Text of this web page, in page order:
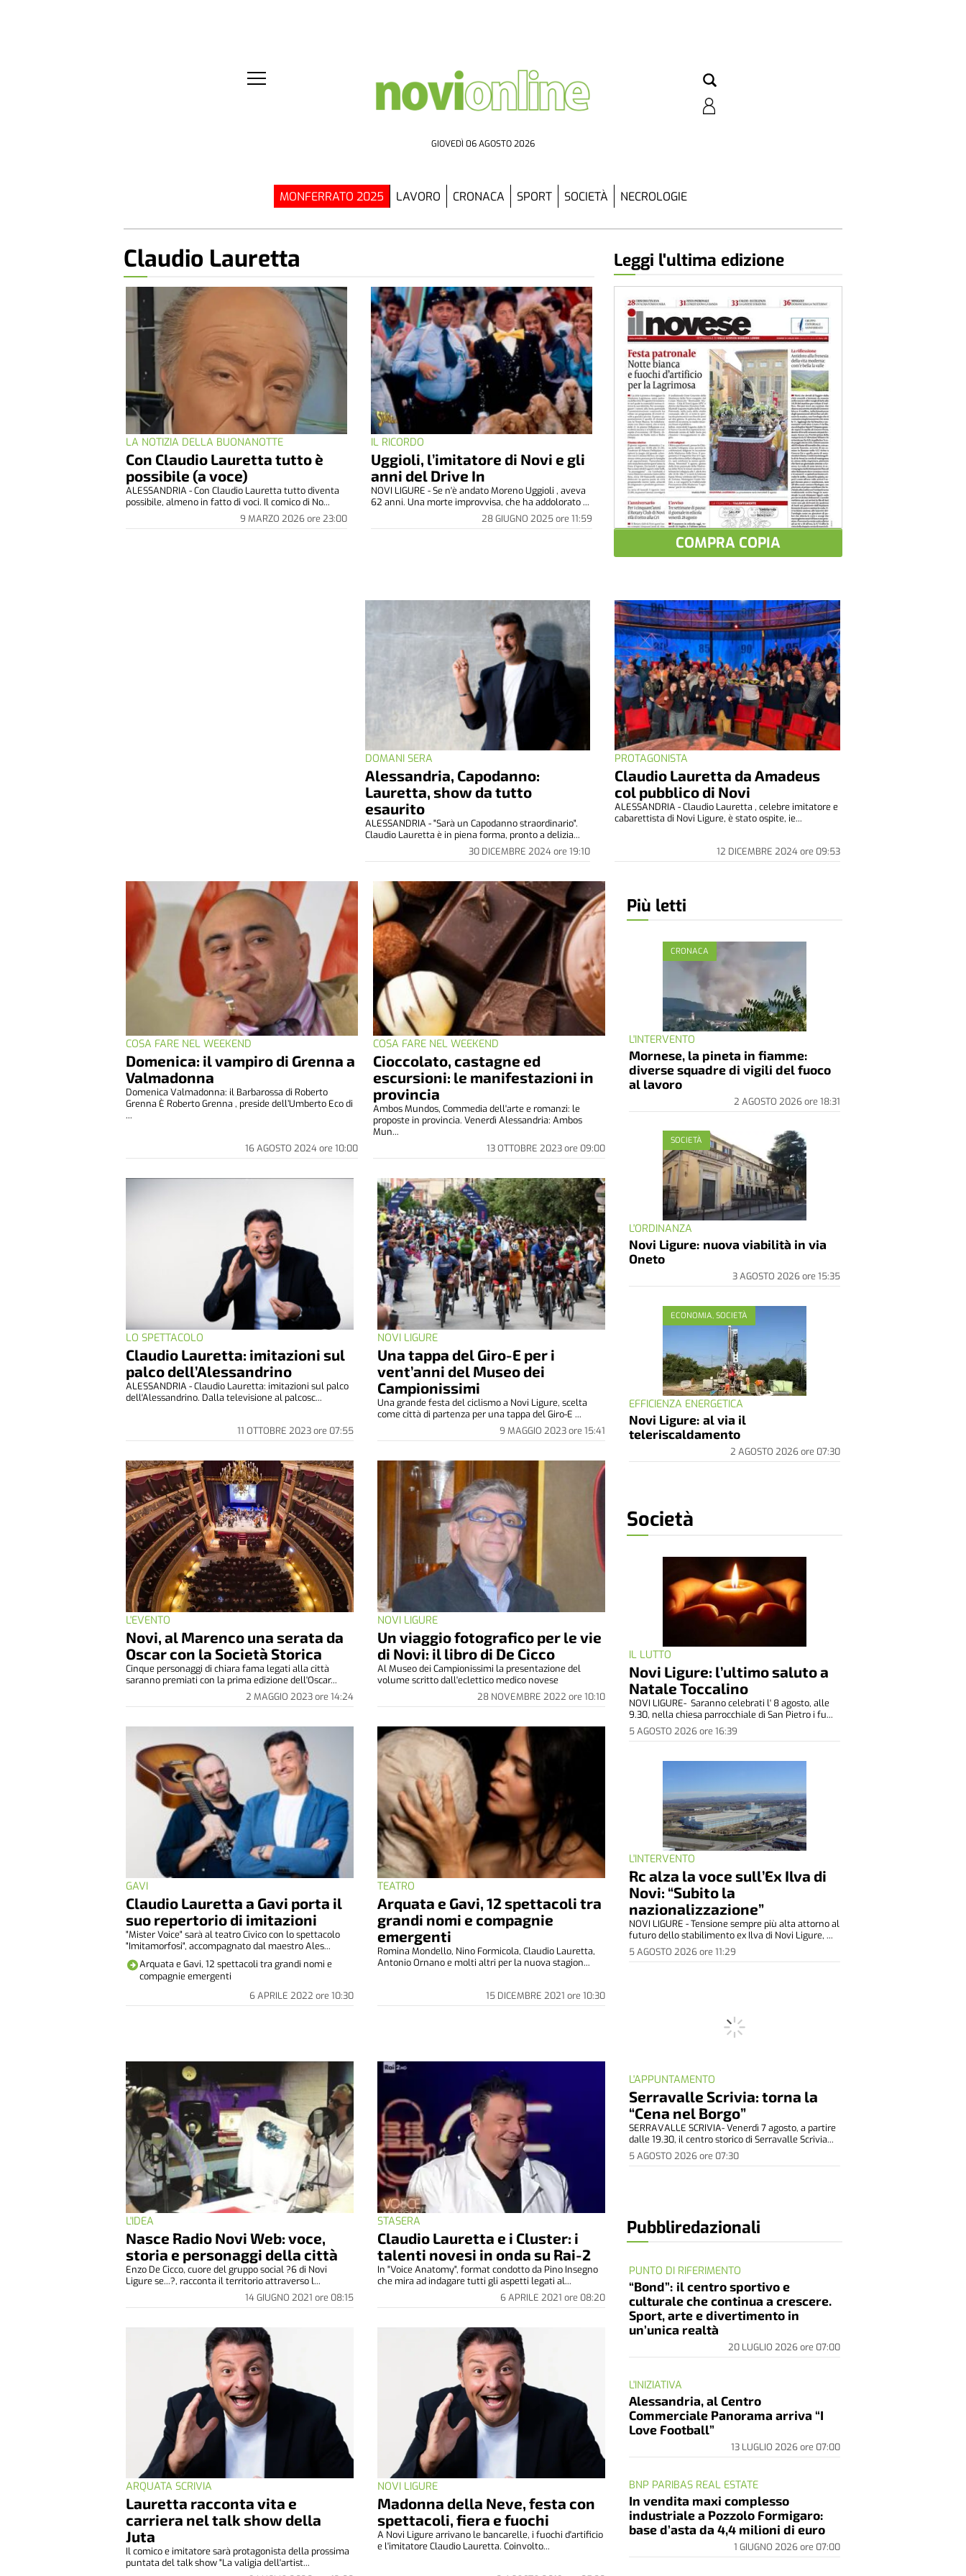
GIOVEDÌ 06 AGOSTO 2026
MONFERRATO 2025 LAVORO CRONACA SPORT SOCIETÀ NECROLOGIE
Claudio Lauretta
LA NOTIZIA DELLA BUONANOTTE
Con Claudio Lauretta tutto è
possibile (a voce)
9 MARZO 2026ore 23:00
ALESSANDRIA - Con Claudio Lauretta tutto diventa
possibile, almeno in fatto di voci. Il comico di No...
IL RICORDO
Uggioli, l’imitatore di Novi e gli
anni del Drive In
28 GIUGNO 2025ore 11:59
NOVI LIGURE - Se n'è andato Moreno Uggioli , aveva
62 anni. Una morte improvvisa, che ha addolorato ...
Leggi l'ultima edizione
COMPRA COPIA
DOMANI SERA
Alessandria, Capodanno:
Lauretta, show da tutto
esaurito
30 DICEMBRE 2024ore 19:10
ALESSANDRIA - "Sarà un Capodanno straordinario".
Claudio Lauretta è in piena forma, pronto a delizia...
PROTAGONISTA
Claudio Lauretta da Amadeus
col pubblico di Novi
12 DICEMBRE 2024ore 09:53
ALESSANDRIA - Claudio Lauretta , celebre imitatore e
cabarettista di Novi Ligure, è stato ospite, ie...
COSA FARE NEL WEEKEND
Domenica: il vampiro di Grenna a
Valmadonna
16 AGOSTO 2024ore 10:00
Domenica Valmadonna: il Barbarossa di Roberto
Grenna È Roberto Grenna , preside dell’Umberto Eco di
...
COSA FARE NEL WEEKEND
Cioccolato, castagne ed
escursioni: le manifestazioni in
provincia
13 OTTOBRE 2023ore 09:00
Ambos Mundos, Commedia dell'arte e romanzi: le
proposte in provincia. Venerdì Alessandria: Ambos
Mun...
LO SPETTACOLO
Claudio Lauretta: imitazioni sul
palco dell’Alessandrino
11 OTTOBRE 2023ore 07:55
ALESSANDRIA - Claudio Lauretta: imitazioni sul palco
dell'Alessandrino. Dalla televisione al palcosc...
NOVI LIGURE
Una tappa del Giro-E per i
vent’anni del Museo dei
Campionissimi
9 MAGGIO 2023ore 15:41
Una grande festa del ciclismo a Novi Ligure, scelta
come città di partenza per una tappa del Giro-E ...
L'EVENTO
Novi, al Marenco una serata da
Oscar con la Società Storica
2 MAGGIO 2023ore 14:24
Cinque personaggi di chiara fama legati alla città
saranno premiati con la prima edizione dell'Oscar...
NOVI LIGURE
Un viaggio fotografico per le vie
di Novi: il libro di De Cicco
28 NOVEMBRE 2022 ore 10:10
Al Museo dei Campionissimi la presentazione del
volume scritto dall'eclettico medico novese
GAVI
Claudio Lauretta a Gavi porta il
suo repertorio di imitazioni
6 APRILE 2022 ore 10:30
"Mister Voice" sarà al teatro Civico con lo spettacolo
"Imitamorfosi", accompagnato dal maestro Ales...
Arquata e Gavi, 12 spettacoli tra grandi nomi e
compagnie emergenti
TEATRO
Arquata e Gavi, 12 spettacoli tra
grandi nomi e compagnie
emergenti
15 DICEMBRE 2021 ore 10:30
Romina Mondello, Nino Formicola, Claudio Lauretta,
Antonio Ornano e molti altri per la nuova stagion...
L'IDEA
Nasce Radio Novi Web: voce,
storia e personaggi della città
14 GIUGNO 2021 ore 08:15
Enzo De Cicco, cuore del gruppo social ?6 di Novi
Ligure se...?, racconta il territorio attraverso l...
STASERA
Claudio Lauretta e i Cluster: i
talenti novesi in onda su Rai-2
6 APRILE 2021 ore 08:20
In "Voice Anatomy", format condotto da Pino Insegno
che mira ad indagare tutti gli aspetti legati al...
ARQUATA SCRIVIA
Lauretta racconta vita e
carriera nel talk show della
Juta
Il comico e imitatore sarà protagonista della prossima
puntata del talk show "La valigia dell'artist...
NOVI LIGURE
Madonna della Neve, festa con
spettacoli, fiera e fuochi
A Novi Ligure arrivano le bancarelle, i fuochi d'artificio
e l'imitatore Claudio Lauretta. Coinvolto...
Più letti
CRONACA
L'INTERVENTO
Mornese, la pineta in fiamme:
diverse squadre di vigili del fuoco
al lavoro
2 AGOSTO 2026ore 18:31
SOCIETÀ
L'ORDINANZA
Novi Ligure: nuova viabilità in via
Oneto
3 AGOSTO 2026ore 15:35
ECONOMIA, SOCIETÀ
EFFICIENZA ENERGETICA
Novi Ligure: al via il
teleriscaldamento
2 AGOSTO 2026ore 07:30
Società
IL LUTTO
Novi Ligure: l’ultimo saluto a
Natale Toccalino
5 AGOSTO 2026ore 16:39
NOVI LIGURE- Saranno celebrati l' 8 agosto, alle
9.30, nella chiesa parrocchiale di San Pietro i fu...
L'INTERVENTO
Rc alza la voce sull’Ex Ilva di
Novi: “Subito la
nazionalizzazione”
5 AGOSTO 2026ore 11:29
NOVI LIGURE - Tensione sempre più alta attorno al
futuro dello stabilimento ex Ilva di Novi Ligure, ...
L'APPUNTAMENTO
Serravalle Scrivia: torna la
“Cena nel Borgo”
5 AGOSTO 2026ore 07:30
SERRAVALLE SCRIVIA- Venerdì 7 agosto, a partire
dalle 19.30, il centro storico di Serravalle Scrivia...
Pubbliredazionali
PUNTO DI RIFERIMENTO
“Bond”: il centro sportivo e
culturale che continua a crescere.
Sport, arte e divertimento in
un’unica realtà
20 LUGLIO 2026ore 07:00
L'INIZIATIVA
Alessandria, al Centro
Commerciale Panorama arriva “I
Love Football”
13 LUGLIO 2026ore 07:00
BNP PARIBAS REAL ESTATE
In vendita maxi complesso
industriale a Pozzolo Formigaro:
base d’asta da 4,4 milioni di euro
1 GIUGNO 2026ore 07:00